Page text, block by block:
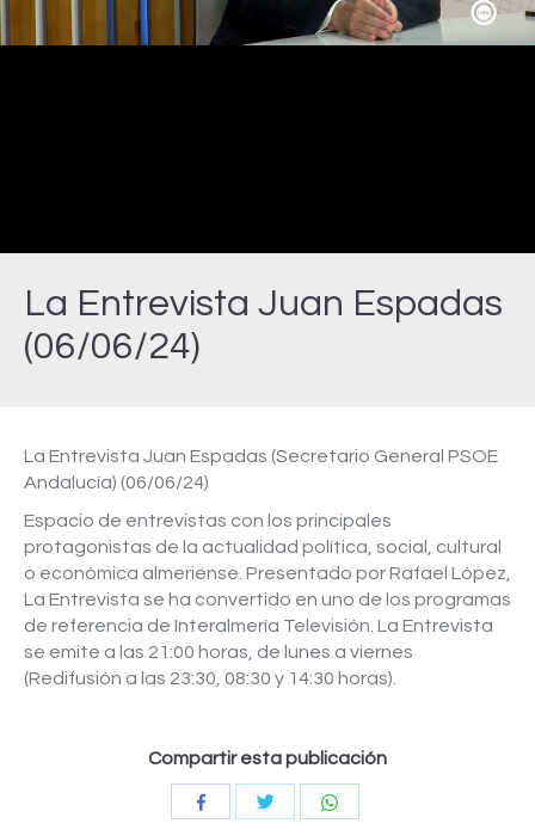
La Entrevista Juan Espadas
(06/06/24)
Video
La Entrevista Juan Espadas (Secretario General PSOE
Andalucía) (06/06/24)
Espacio de entrevistas con los principales
protagonistas de la actualidad política, social, cultural
o económica almeriense. Presentado por Rafael López,
La Entrevista se ha convertido en uno de los programas
de referencia de Interalmería Televisión. La Entrevista
se emite a las 21:00 horas, de lunes a viernes
(Redifusión a las 23:30, 08:30 y 14:30 horas).
Compartir esta publicación
CompartirCompartir